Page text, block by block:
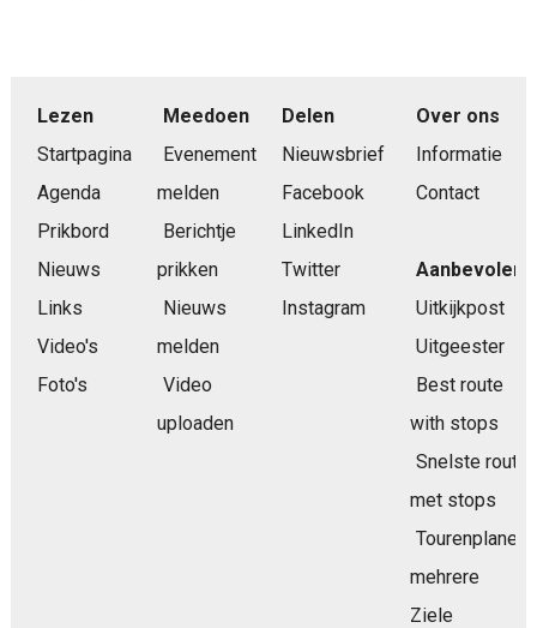
Lezen
Startpagina
Agenda
Prikbord
Nieuws
Links
Video's
Foto's
Meedoen
Evenement
melden
Berichtje
prikken
Nieuws
melden
Video
uploaden
Delen
Nieuwsbrief
Facebook
LinkedIn
Twitter
Instagram
Over ons
Informatie
Contact
Aanbevolen
Uitkijkpost
Uitgeester
Best route
with stops
Snelste route
met stops
Tourenplaner
mehrere
Ziele